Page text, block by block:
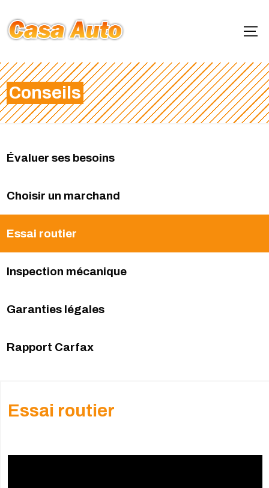
Conseils
Évaluer ses besoins
Choisir un marchand
Essai routier
Inspection mécanique
Garanties légales
Rapport Carfax
Essai routier